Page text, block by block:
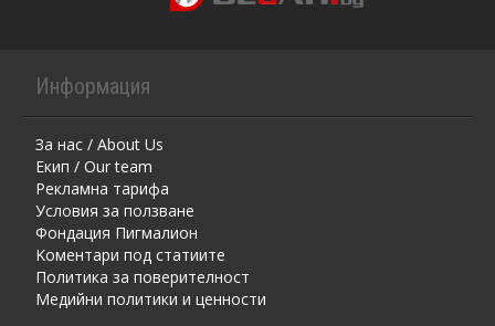
Информация
За нас / About Us
Екип / Our team
Рекламна тарифа
Условия за ползване
Фондация Пигмалион
Kоментaри под статиите
Политика за поверителност
Медийни политики и ценности